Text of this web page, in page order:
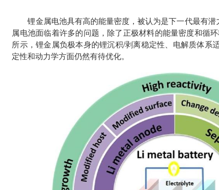
锂金属电池具有高的能量密度，被认为是下一代最有
属电池面临着许多的问题，除了正极材料的能量密度和循
所示，锂金属负极本身的锂沉积/剥离稳定性、电解质体系
定性和动力学方面仍然有待优化。